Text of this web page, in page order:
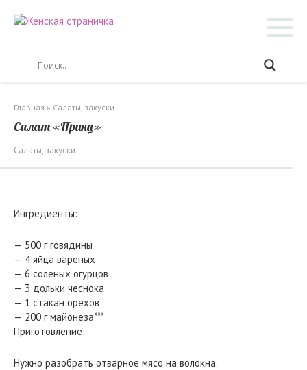
Главная » Салаты, закуски
Салат «Принц»
Салаты, закуски
Ингредиенты:
— 500 г говядины
— 4 яйцa вареных
— 6 соленых огурцов
— 3 дольки чеснока
— 1 стакан орехов
— 200 г майонеза***
Приготовление:
Нужно разобрать отварное мясо на волокна.